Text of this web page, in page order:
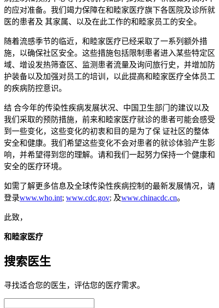
的应对准备。我们竭力保障在和睦家医疗旗下各医院及诊所就
医的患者及 其家属、以及在此工作的和睦家员工的安全。
随着流感季节的临近，和睦家医疗已经采取了一系列额外措
施，以确保社区安全。这些措施包括限制患者进入某些特定区
域、增设发热筛查区、监测患者流量及询问旅行史，并增加防
护装备以及加强对员工的培训，以此提高和睦家医疗全体员工
的疾病防控意识。
结 合今年的传染性疾病发展状况、中国卫生部门的建议以及
我们采取的预防措施，前来和睦家医疗就诊的患者可能会感受
到一些变化，这些变化的初衷和目的是为了保 证社区的整体
安全和健康。我们希望这些变化不会对患者的就诊体验产生影
响，并希望得到您的理解。请和我们一起努力保持一个健康和
安全的医疗环境。
如需了解更多信息及全球传染性疾病控制的最新发展情况，请
登录www.who.int; www.cdc.gov; 及www.chinacdc.cn。
此致，
和睦家医疗
搜索医生
寻找适合您的医生，评估您的医疗需求。